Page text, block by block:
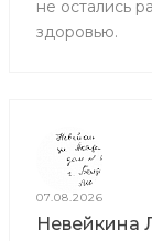
не остались
здоровью.
07.08.2026
Невейкина